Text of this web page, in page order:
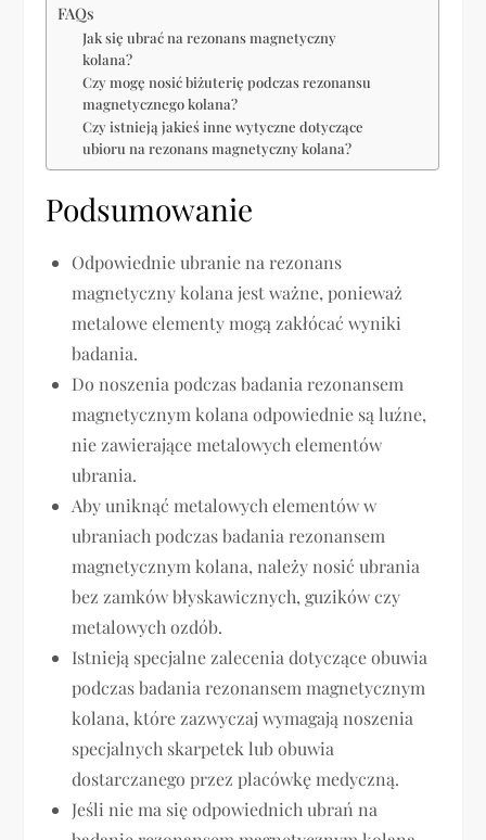
FAQs
Jak się ubrać na rezonans magnetyczny
kolana?
Czy mogę nosić biżuterię podczas rezonansu
magnetycznego kolana?
Czy istnieją jakieś inne wytyczne dotyczące
ubioru na rezonans magnetyczny kolana?
Podsumowanie
Odpowiednie ubranie na rezonans
magnetyczny kolana jest ważne, ponieważ
metalowe elementy mogą zakłócać wyniki
badania.
Do noszenia podczas badania rezonansem
magnetycznym kolana odpowiednie są luźne,
nie zawierające metalowych elementów
ubrania.
Aby uniknąć metalowych elementów w
ubraniach podczas badania rezonansem
magnetycznym kolana, należy nosić ubrania
bez zamków błyskawicznych, guzików czy
metalowych ozdób.
Istnieją specjalne zalecenia dotyczące obuwia
podczas badania rezonansem magnetycznym
kolana, które zazwyczaj wymagają noszenia
specjalnych skarpetek lub obuwia
dostarczanego przez placówkę medyczną.
Jeśli nie ma się odpowiednich ubrań na